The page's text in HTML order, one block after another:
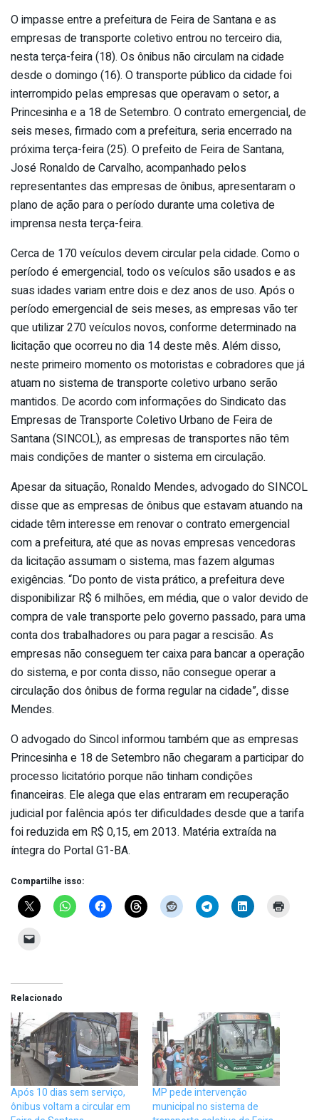
O impasse entre a prefeitura de Feira de Santana e as
empresas de transporte coletivo entrou no terceiro dia,
nesta terça-feira (18). Os ônibus não circulam na cidade
desde o domingo (16). O transporte público da cidade foi
interrompido pelas empresas que operavam o setor, a
Princesinha e a 18 de Setembro. O contrato emergencial, de
seis meses, firmado com a prefeitura, seria encerrado na
próxima terça-feira (25). O prefeito de Feira de Santana,
José Ronaldo de Carvalho, acompanhado pelos
representantes das empresas de ônibus, apresentaram o
plano de ação para o período durante uma coletiva de
imprensa nesta terça-feira.
Cerca de 170 veículos devem circular pela cidade. Como o
período é emergencial, todo os veículos são usados e as
suas idades variam entre dois e dez anos de uso. Após o
período emergencial de seis meses, as empresas vão ter
que utilizar 270 veículos novos, conforme determinado na
licitação que ocorreu no dia 14 deste mês. Além disso,
neste primeiro momento os motoristas e cobradores que já
atuam no sistema de transporte coletivo urbano serão
mantidos. De acordo com informações do Sindicato das
Empresas de Transporte Coletivo Urbano de Feira de
Santana (SINCOL), as empresas de transportes não têm
mais condições de manter o sistema em circulação.
Apesar da situação, Ronaldo Mendes, advogado do SINCOL
disse que as empresas de ônibus que estavam atuando na
cidade têm interesse em renovar o contrato emergencial
com a prefeitura, até que as novas empresas vencedoras
da licitação assumam o sistema, mas fazem algumas
exigências. “Do ponto de vista prático, a prefeitura deve
disponibilizar R$ 6 milhões, em média, que o valor devido de
compra de vale transporte pelo governo passado, para uma
conta dos trabalhadores ou para pagar a rescisão. As
empresas não conseguem ter caixa para bancar a operação
do sistema, e por conta disso, não consegue operar a
circulação dos ônibus de forma regular na cidade”, disse
Mendes.
O advogado do Sincol informou também que as empresas
Princesinha e 18 de Setembro não chegaram a participar do
processo licitatório porque não tinham condições
financeiras. Ele alega que elas entraram em recuperação
judicial por falência após ter dificuldades desde que a tarifa
foi reduzida em R$ 0,15, em 2013. Matéria extraída na
íntegra do Portal G1-BA.
Compartilhe isso:
Relacionado
Após 10 dias sem serviço,
ônibus voltam a circular em
MP pede intervenção
municipal no sistema de